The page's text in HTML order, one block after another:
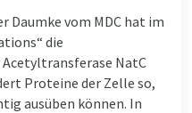
Daumke vom MDC hat im
die
NatC
Proteine der Zelle so,
ausüben können. In